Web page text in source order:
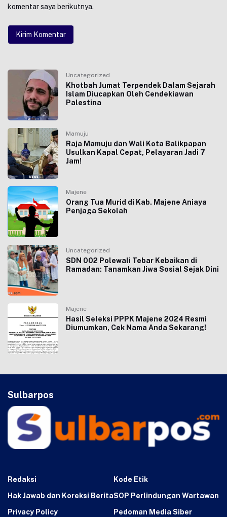
komentar saya berikutnya.
Uncategorized
Khotbah Jumat Terpendek Dalam Sejarah
Islam Diucapkan Oleh Cendekiawan
Palestina
Mamuju
Raja Mamuju dan Wali Kota Balikpapan
Usulkan Kapal Cepat, Pelayaran Jadi 7
Jam!
Majene
Orang Tua Murid di Kab. Majene Aniaya
Penjaga Sekolah
Uncategorized
SDN 002 Polewali Tebar Kebaikan di
Ramadan: Tanamkan Jiwa Sosial Sejak Dini
Majene
Hasil Seleksi PPPK Majene 2024 Resmi
Diumumkan, Cek Nama Anda Sekarang!
Sulbarpos
Redaksi
Kode Etik
Hak Jawab dan Koreksi BeritaSOP Perlindungan Wartawan
Privacy Policy
Pedoman Media Siber